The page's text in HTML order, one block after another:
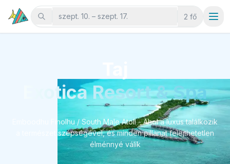
szept. 10. – szept. 17. 2 fő
Exotica Resort & Spa
Emboodhu Finolhu / South Male Atoll - Ahol a luxus találkozik
a természet szépségével, és minden pillanat felejthetetlen
élménnyé válik